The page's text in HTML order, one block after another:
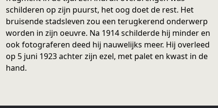
schilderen op zijn puurst, het oog doet de rest. Het
bruisende stadsleven zou een terugkerend onderwerp
worden in zijn oeuvre. Na 1914 schilderde hij minder en
ook fotograferen deed hij nauwelijks meer. Hij overleed
op 5 juni 1923 achter zijn ezel, met palet en kwast in de
hand.